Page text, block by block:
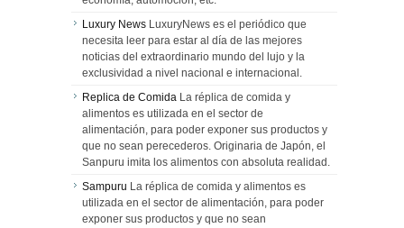
Luxury News LuxuryNews es el periódico que
necesita leer para estar al día de las mejores
noticias del extraordinario mundo del lujo y la
exclusividad a nivel nacional e internacional.
Replica de Comida La réplica de comida y
alimentos es utilizada en el sector de
alimentación, para poder exponer sus productos y
que no sean perecederos. Originaria de Japón, el
Sanpuru imita los alimentos con absoluta realidad.
Sampuru La réplica de comida y alimentos es
utilizada en el sector de alimentación, para poder
exponer sus productos y que no sean